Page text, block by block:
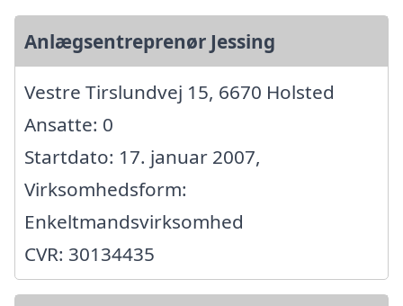
Anlægsentreprenør Jessing
Vestre Tirslundvej 15, 6670 Holsted
Ansatte: 0
Startdato: 17. januar 2007,
Virksomhedsform:
Enkeltmandsvirksomhed
CVR: 30134435